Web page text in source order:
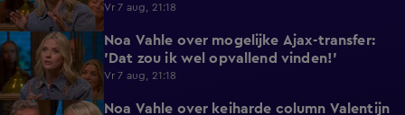
Eredivisie!'
Vr 7 aug, 21:18
0:49
Noa Vahle over mogelijke Ajax-transfer:
'Dat zou ik wel opvallend vinden!'
Vr 7 aug, 21:18
2:25
Noa Vahle over keiharde column Valentijn